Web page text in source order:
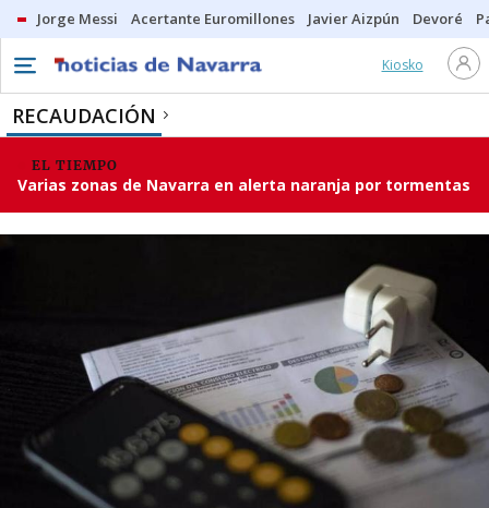
Jorge Messi Acertante Euromillones Javier Aizpún Devoré
Kiosko
RECAUDACIÓN
EL TIEMPO
Varias zonas de Navarra en alerta naranja por tormentas